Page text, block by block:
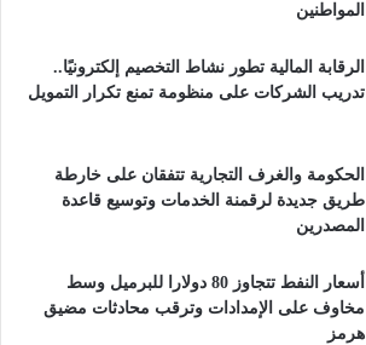
المواطنين
الرقابة المالية تطور نشاط التخصيم إلكترونيًا..
تدريب الشركات على منظومة تمنع تكرار التمويل
الحكومة والغرف التجارية تتفقان على خارطة
طريق جديدة لرقمنة الخدمات وتوسيع قاعدة
المصدرين
أسعار النفط تتجاوز 80 دولارا للبرميل وسط
مخاوف على الإمدادات وترقب محادثات مضيق
هرمز